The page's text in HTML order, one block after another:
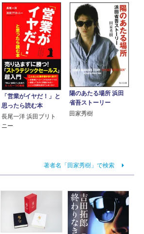
「営業がイヤだ！」と
思ったら読む本
長尾一洋 浜田ブリト
ニー
陽のあたる場所 浜田
省吾ストーリー
田家秀樹
著者名「田家秀樹」で検索